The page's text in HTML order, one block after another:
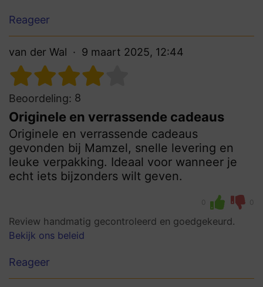
Reageer
van der Wal 9 maart 2025, 12:44
Beoordeling: 8
Originele en verrassende cadeaus
Originele en verrassende cadeaus
gevonden bij Mamzel, snelle levering en
leuke verpakking. Ideaal voor wanneer je
echt iets bijzonders wilt geven.
0 0
Review handmatig gecontroleerd en goedgekeurd.
Bekijk ons beleid
Reageer